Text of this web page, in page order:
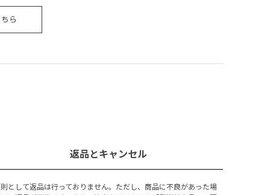
ら
返品とキャンセル
として返品は行っておりません。ただし、商品に不良があった場